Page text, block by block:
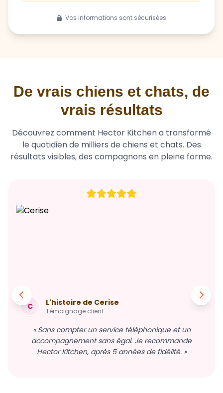
Vos informations sont sécurisées
De vrais chiens et chats, de
vrais résultats
Découvrez comment Hector Kitchen a transformé
le quotidien de milliers de chiens et chats. Des
résultats visibles, des compagnons en pleine forme.
C L'histoire de Cerise
Témoignage client
« Sans compter un service téléphonique et un
accompagnement sans égal. Je recommande
Hector Kitchen, après 5 années de fidélité. »